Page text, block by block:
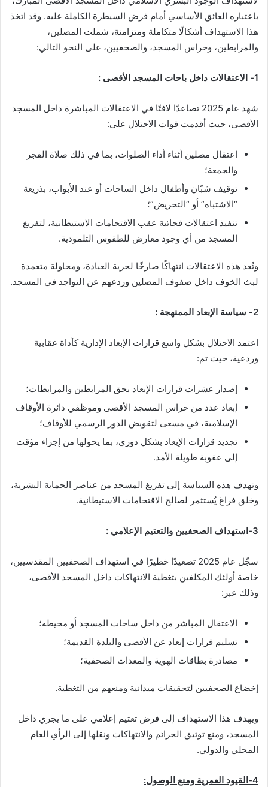
باعتباره العائق الأساسي أمام فرض السيطرة الكاملة عليه. وقد اتخذ
هذا الاستهداف أشكالًا متكاملة ومتزامنة، شملت المصلين،
والمرابطين، وحراس المسجد، والصحفيين، على النحو التالي:
1- الاعتقالات داخل باحات المسجد الأقصى :
شهد عام 2025 تصاعدًا لافتًا في الاعتقالات المباشرة داخل المسجد
الأقصى، حيث أقدمت قوات الاحتلال على:
اعتقال مصلين أثناء أداء الصلوات، بما في ذلك صلاة الفجر
والجمعة؛
توقيف شبّان وأطفال داخل الساحات أو عند الأبواب، بذريعة
“الاشتباه” أو “التحريض”؛
تنفيذ اعتقالات فجائية عقب الاقتحامات الاستيطانية، لتفريغ
المسجد من أي وجود معارض للطقوس التلمودية.
وتُعد هذه الاعتقالات انتهاكًا صارخًا لحرية العبادة، ومحاولة متعمدة
لبث الخوف داخل صفوف المصلين وردعهم عن التواجد في المسجد.
2- سياسة الإبعاد الممنهجة :
اعتمد الاحتلال بشكل واسع قرارات الإبعاد الإدارية كأداة عقابية
وردعية، حيث تم:
إصدار عشرات قرارات الإبعاد بحق المرابطين والمرابطات؛
إبعاد عدد من حراس المسجد الأقصى وموظفي دائرة الأوقاف
الإسلامية، في مسعى لتقويض الدور الرسمي للأوقاف؛
تجديد قرارات الإبعاد بشكل دوري، بما يحولها من إجراء مؤقت
إلى عقوبة طويلة الأمد.
وتهدف هذه السياسة إلى تفريغ المسجد من عناصر الحماية البشرية،
وخلق فراغ يُستثمر لصالح الاقتحامات الاستيطانية.
3- استهداف الصحفيين والتعتيم الإعلامي :
سجّل عام 2025 تصعيدًا خطيرًا في استهداف الصحفيين المقدسيين،
خاصة أولئك المكلفين بتغطية الانتهاكات داخل المسجد الأقصى،
وذلك عبر:
الاعتقال المباشر من داخل ساحات المسجد أو محيطه؛
تسليم قرارات إبعاد عن الأقصى والبلدة القديمة؛
مصادرة بطاقات الهوية والمعدات الصحفية؛
إخضاع الصحفيين لتحقيقات ميدانية ومنعهم من التغطية.
ويهدف هذا الاستهداف إلى فرض تعتيم إعلامي على ما يجري داخل
المسجد، ومنع توثيق الجرائم والانتهاكات ونقلها إلى الرأي العام
المحلي والدولي.
4- القيود العمرية ومنع الوصول: